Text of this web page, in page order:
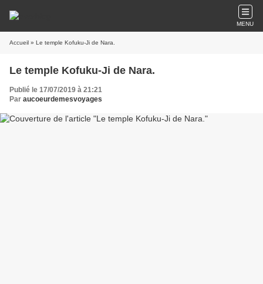
MENU
Accueil » Le temple Kofuku-Ji de Nara.
Le temple Kofuku-Ji de Nara.
Publié le 17/07/2019 à 21:21
Par aucoeurdemesvoyages